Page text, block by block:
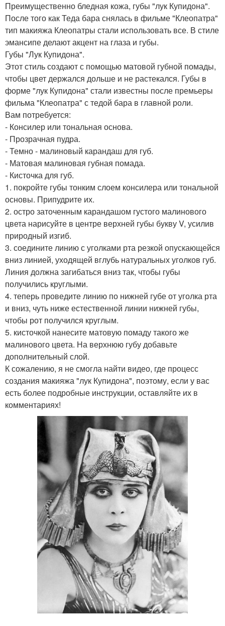
Преимущественно бледная кожа, губы "лук Купидона".
После того как Теда бара снялась в фильме "Клеопатра"
тип макияжа Клеопатры стали использовать все. В стиле
эмансипе делают акцент на глаза и губы.
Губы "Лук Купидона".
Этот стиль создают с помощью матовой губной помады,
чтобы цвет держался дольше и не растекался. Губы в
форме "лук Купидона" стали известны после премьеры
фильма "Клеопатра" с тедой бара в главной роли.
Вам потребуется:
- Консилер или тональная основа.
- Прозрачная пудра.
- Темно - малиновый карандаш для губ.
- Матовая малиновая губная помада.
- Кисточка для губ.
1. покройте губы тонким слоем консилера или тональной
основы. Припудрите их.
2. остро заточенным карандашом густого малинового
цвета нарисуйте в центре верхней губы букву V, усилив
природный изгиб.
3. соедините линию с уголками рта резкой опускающейся
вниз линией, уходящей вглубь натуральных уголков губ.
Линия должна загибаться вниз так, чтобы губы
получились круглыми.
4. теперь проведите линию по нижней губе от уголка рта
и вниз, чуть ниже естественной линии нижней губы,
чтобы рот получился круглым.
5. кисточкой нанесите матовую помаду такого же
малинового цвета. На верхнюю губу добавьте
дополнительный слой.
К сожалению, я не смогла найти видео, где процесс
создания макияжа "лук Купидона", поэтому, если у вас
есть более подробные инструкции, оставляйте их в
комментариях!